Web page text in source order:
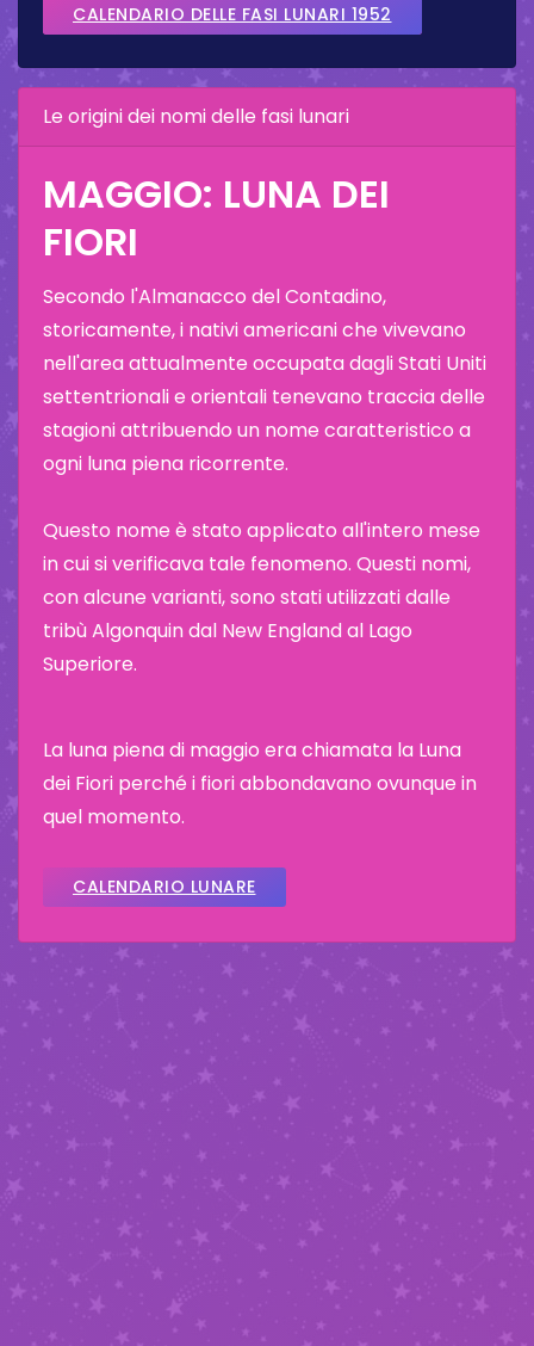
CALENDARIO DELLE FASI LUNARI 1952
Le origini dei nomi delle fasi lunari
MAGGIO: LUNA DEI
FIORI
Secondo l'Almanacco del Contadino,
storicamente, i nativi americani che vivevano
nell'area attualmente occupata dagli Stati Uniti
settentrionali e orientali tenevano traccia delle
stagioni attribuendo un nome caratteristico a
ogni luna piena ricorrente.
Questo nome è stato applicato all'intero mese
in cui si verificava tale fenomeno. Questi nomi,
con alcune varianti, sono stati utilizzati dalle
tribù Algonquin dal New England al Lago
Superiore.
La luna piena di maggio era chiamata la Luna
dei Fiori perché i fiori abbondavano ovunque in
quel momento.
CALENDARIO LUNARE